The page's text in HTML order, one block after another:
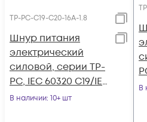
TP-PC-C19-С20-16A-1.8
Шнур питания
электрический
силовой, серии TP-
PC, IEC 60320 C19/IEC
60320 С20 прямой,
В наличии: 10+ шт
В